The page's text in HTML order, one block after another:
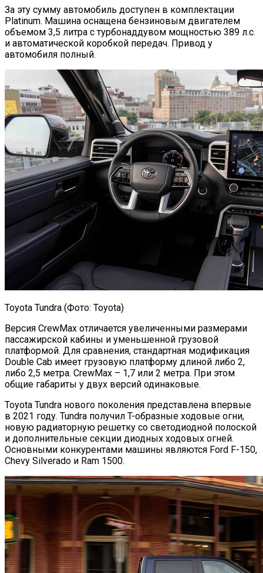
За эту сумму автомобиль доступен в комплектации
Platinum. Машина оснащена бензиновым двигателем
объемом 3,5 литра с турбонаддувом мощностью 389 л.с.
и автоматической коробкой передач. Привод у
автомобиля полный.
Toyota Tundra (Фото: Toyota)
Версия CrewMax отличается увеличенными размерами
пассажирской кабины и уменьшенной грузовой
платформой. Для сравнения, стандартная модификация
Double Cab имеет грузовую платформу длиной либо 2,
либо 2,5 метра. CrewMax – 1,7 или 2 метра. При этом
общие габариты у двух версий одинаковые.
Toyota Tundra нового поколения представлена впервые
в 2021 году. Tundra получил T-образные ходовые огни,
новую радиаторную решетку со светодиодной полоской
и дополнительные секции диодных ходовых огней.
Основными конкурентами машины являются Ford F-150,
Chevy Silverado и Ram 1500.